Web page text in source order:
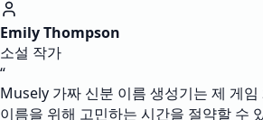
Emily Thompson
소설 작가
“
Musely 가짜 신분 이름 생성기는 제 게
이름을 위해 고민하는 시간을 절약할 수